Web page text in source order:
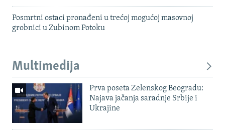
Posmrtni ostaci pronađeni u trećoj mogućoj masovnoj
grobnici u Zubinom Potoku
Multimedija
Prva poseta Zelenskog Beogradu:
Najava jačanja saradnje Srbije i
Ukrajine